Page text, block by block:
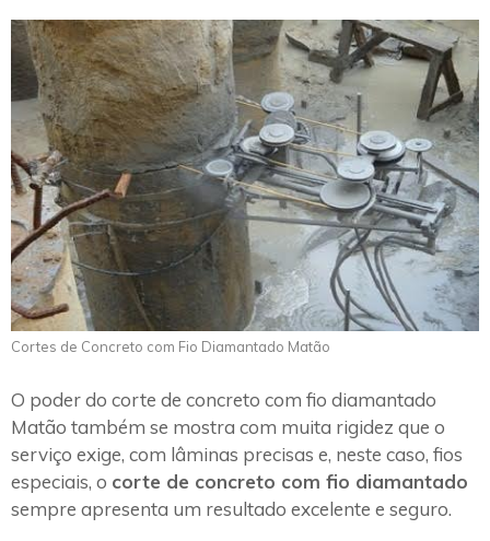
Cortes de Concreto com Fio Diamantado Matão
O poder do corte de concreto com fio diamantado
Matão também se mostra com muita rigidez que o
serviço exige, com lâminas precisas e, neste caso, fios
especiais, o corte de concreto com fio diamantado
sempre apresenta um resultado excelente e seguro.